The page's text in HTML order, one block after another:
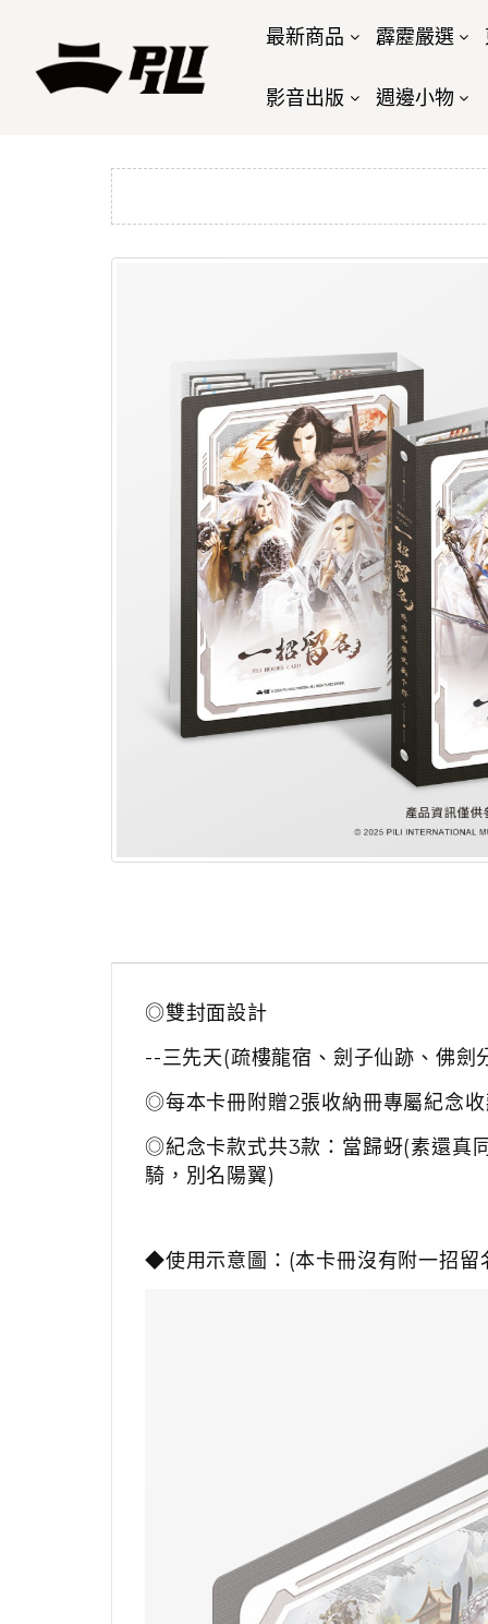
最新商品 霹靂嚴選
影音出版 週邊小物
◎雙封面設計
--三先天(疏樓龍宿、劍子仙跡、佛
◎每本卡冊附贈2張收納冊專屬紀念
◎紀念卡款式共3款：當歸蚜(素還真
騎，別名陽翼)
◆使用示意圖： (本卡冊沒有附一招留